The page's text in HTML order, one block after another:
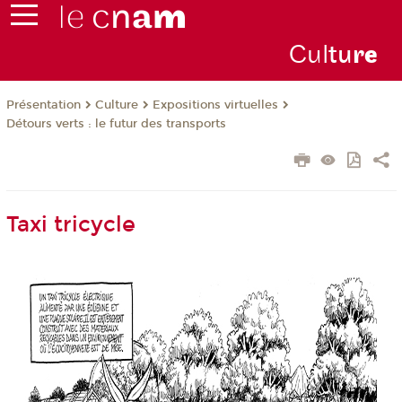
Culture
Présentation Culture
Expositions virtuelles
Détours verts : le futur des transports
Taxi tricycle